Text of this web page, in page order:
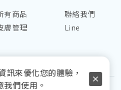
有商品
膚管理
聯絡我們
Line
來優化您的體驗，
們使用。